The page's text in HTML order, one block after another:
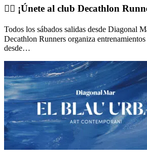
🏃‍♀️ ¡Únete al club Decathlon
Todos los sábados salidas desde Diagonal
Decathlon Runners organiza
desde…